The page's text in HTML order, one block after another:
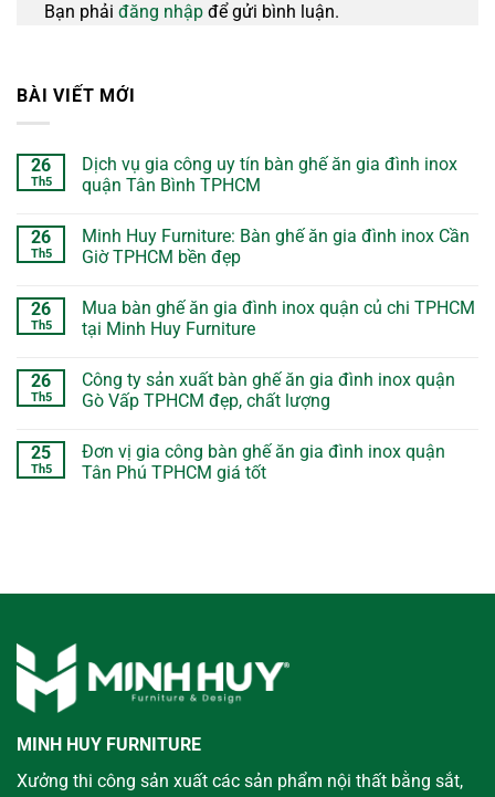
Bạn phải đăng nhập để gửi bình luận.
BÀI VIẾT MỚI
26
Th5
Dịch vụ gia công uy tín bàn ghế ăn gia đình inox
quận Tân Bình TPHCM
26
Th5
Minh Huy Furniture: Bàn ghế ăn gia đình inox Cần
Giờ TPHCM bền đẹp
26
Th5
Mua bàn ghế ăn gia đình inox quận củ chi TPHCM
tại Minh Huy Furniture
26
Th5
Công ty sản xuất bàn ghế ăn gia đình inox quận
Gò Vấp TPHCM đẹp, chất lượng
25
Th5
Đơn vị gia công bàn ghế ăn gia đình inox quận
Tân Phú TPHCM giá tốt
MINH HUY FURNITURE
Xưởng thi công sản xuất các sản phẩm nội thất bằng sắt,